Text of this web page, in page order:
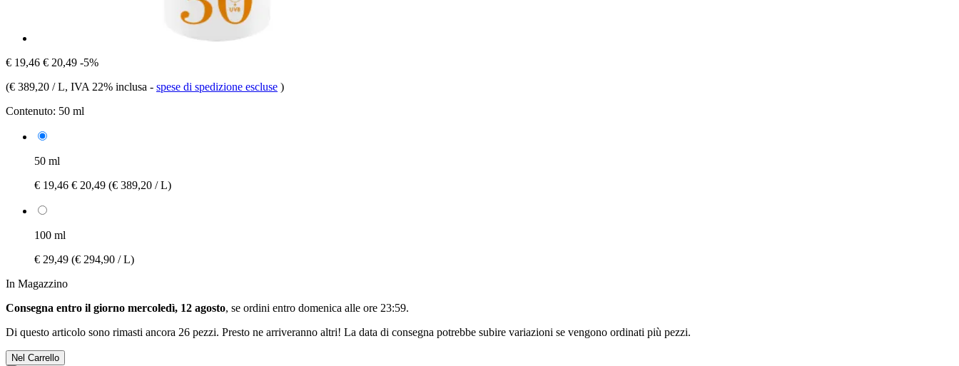
€ 19,46 € 20,49 -5%
(€ 389,20 / L, IVA 22% inclusa - spese di spedizione escluse )
Contenuto: 50 ml
50 ml
€ 19,46 € 20,49 (€ 389,20 / L)
100 ml
€ 29,49 (€ 294,90 / L)
In Magazzino
Consegna entro il giorno mercoledì, 12 agosto, se ordini entro domenica alle ore 23:59.
Di questo articolo sono rimasti ancora 26 pezzi. Presto ne arriveranno altri! La data di consegna potrebbe subire variazioni se vengono ordinati più pezzi.
Nel Carrello